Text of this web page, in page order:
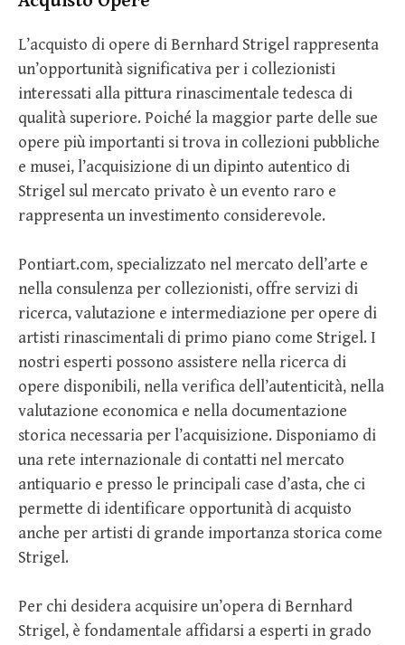
L’acquisto di opere di Bernhard Strigel rappresenta
un’opportunità significativa per i collezionisti
interessati alla pittura rinascimentale tedesca di
qualità superiore. Poiché la maggior parte delle sue
opere più importanti si trova in collezioni pubbliche
e musei, l’acquisizione di un dipinto autentico di
Strigel sul mercato privato è un evento raro e
rappresenta un investimento considerevole.
Pontiart.com, specializzato nel mercato dell’arte e
nella consulenza per collezionisti, offre servizi di
ricerca, valutazione e intermediazione per opere di
artisti rinascimentali di primo piano come Strigel. I
nostri esperti possono assistere nella ricerca di
opere disponibili, nella verifica dell’autenticità, nella
valutazione economica e nella documentazione
storica necessaria per l’acquisizione. Disponiamo di
una rete internazionale di contatti nel mercato
antiquario e presso le principali case d’asta, che ci
permette di identificare opportunità di acquisto
anche per artisti di grande importanza storica come
Strigel.
Per chi desidera acquisire un’opera di Bernhard
Strigel, è fondamentale affidarsi a esperti in grado